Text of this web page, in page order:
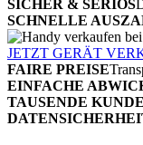
SICHER & SERIÖS
SCHNELLE
JETZT GERÄT
FAIRE PREISE
EINFACHE
TAUSENDE